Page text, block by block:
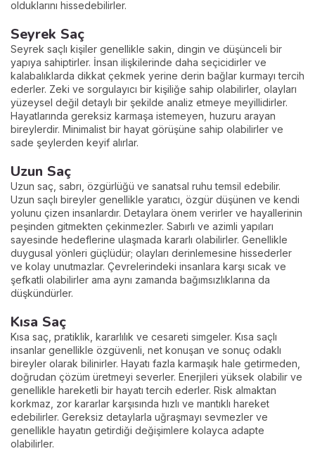
olduklarını hissedebilirler.
Seyrek Saç
Seyrek saçlı kişiler genellikle sakin, dingin ve düşünceli bir
yapıya sahiptirler. İnsan ilişkilerinde daha seçicidirler ve
kalabalıklarda dikkat çekmek yerine derin bağlar kurmayı tercih
ederler. Zeki ve sorgulayıcı bir kişiliğe sahip olabilirler, olayları
yüzeysel değil detaylı bir şekilde analiz etmeye meyillidirler.
Hayatlarında gereksiz karmaşa istemeyen, huzuru arayan
bireylerdir. Minimalist bir hayat görüşüne sahip olabilirler ve
sade şeylerden keyif alırlar.
Uzun Saç
Uzun saç, sabrı, özgürlüğü ve sanatsal ruhu temsil edebilir.
Uzun saçlı bireyler genellikle yaratıcı, özgür düşünen ve kendi
yolunu çizen insanlardır. Detaylara önem verirler ve hayallerinin
peşinden gitmekten çekinmezler. Sabırlı ve azimli yapıları
sayesinde hedeflerine ulaşmada kararlı olabilirler. Genellikle
duygusal yönleri güçlüdür; olayları derinlemesine hissederler
ve kolay unutmazlar. Çevrelerindeki insanlara karşı sıcak ve
şefkatli olabilirler ama aynı zamanda bağımsızlıklarına da
düşkündürler.
Kısa Saç
Kısa saç, pratiklik, kararlılık ve cesareti simgeler. Kısa saçlı
insanlar genellikle özgüvenli, net konuşan ve sonuç odaklı
bireyler olarak bilinirler. Hayatı fazla karmaşık hale getirmeden,
doğrudan çözüm üretmeyi severler. Enerjileri yüksek olabilir ve
genellikle hareketli bir hayatı tercih ederler. Risk almaktan
korkmaz, zor kararlar karşısında hızlı ve mantıklı hareket
edebilirler. Gereksiz detaylarla uğraşmayı sevmezler ve
genellikle hayatın getirdiği değişimlere kolayca adapte
olabilirler.